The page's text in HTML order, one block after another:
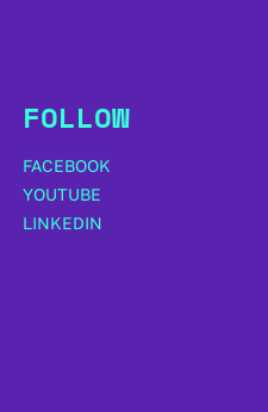
FOLLOW
FACEBOOK
YOUTUBE
LINKEDIN